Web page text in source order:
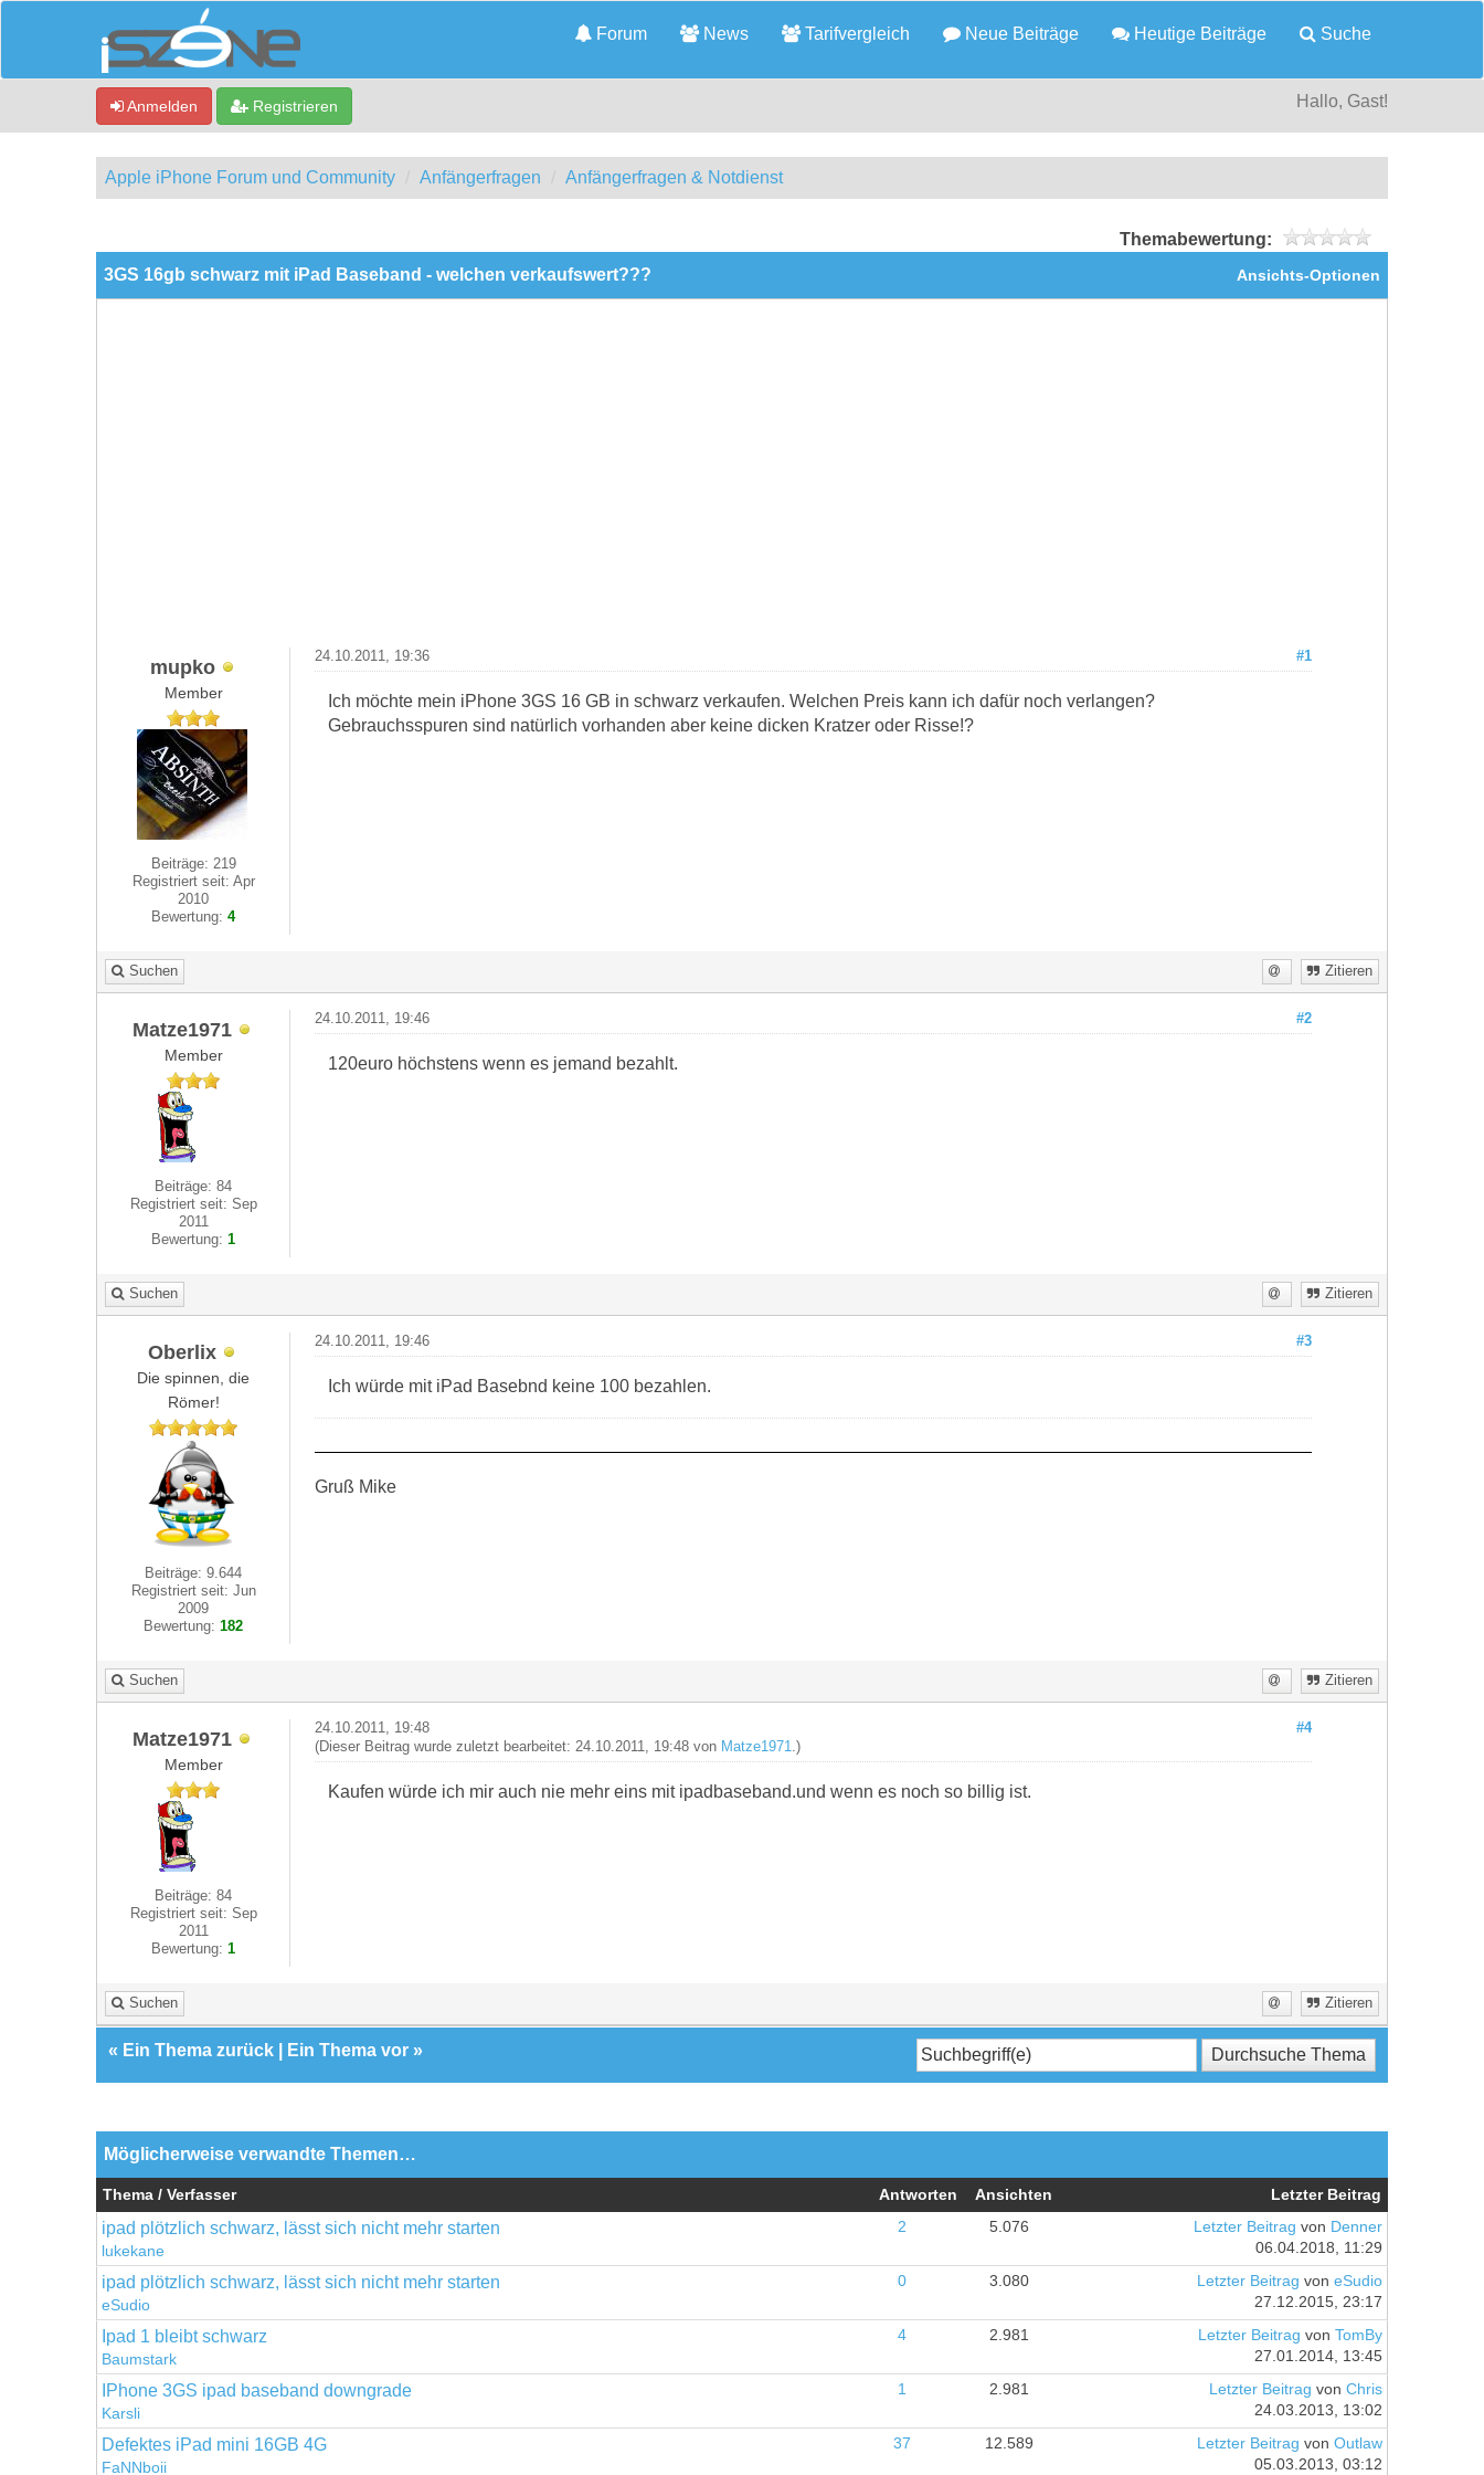
Forum News Tarifvergleich Neue Beiträge Heutige Beiträge Suche
Anmelden Registrieren Hallo, Gast!
Apple iPhone Forum und Community Anfängerfragen Anfängerfragen & Notdienst
Themabewertung:
Ansichts-Optionen
3GS 16gb schwarz mit iPad Baseband - welchen verkaufswert???
mupko
Member
Beiträge: 219
Registriert seit: Apr
2010
Bewertung:4
#1
24.10.2011, 19:36
Ich möchte mein iPhone 3GS 16 GB in schwarz verkaufen. Welchen Preis kann ich dafür noch verlangen?
Gebrauchsspuren sind natürlich vorhanden aber keine dicken Kratzer oder Risse!?
Suchen Zitieren
Matze1971
Member
Beiträge: 84
Registriert seit: Sep
2011
Bewertung:1
#2
24.10.2011, 19:46
120euro höchstens wenn es jemand bezahlt.
Suchen Zitieren
Oberlix
Die spinnen, die
Römer!
Beiträge: 9.644
Registriert seit: Jun
2009
Bewertung:182
#3
24.10.2011, 19:46
Ich würde mit iPad Basebnd keine 100 bezahlen.
Gruß Mike
Suchen Zitieren
Matze1971
Member
Beiträge: 84
Registriert seit: Sep
2011
Bewertung:1
#4
24.10.2011, 19:48
(Dieser Beitrag wurde zuletzt bearbeitet: 24.10.2011, 19:48 von Matze1971 .)
Kaufen würde ich mir auch nie mehr eins mit ipadbaseband.und wenn es noch so billig ist.
Suchen Zitieren
« Ein Thema zurück Ein Thema vor »
Möglicherweise verwandte Themen…
Thema / Verfasser Antworten Ansichten Letzter Beitrag
ipad plötzlich schwarz, lässt sich nicht mehr starten
lukekane
2 5.076 Letzter Beitrag von Denner
06.04.2018, 11:29
ipad plötzlich schwarz, lässt sich nicht mehr starten
eSudio
0 3.080 Letzter Beitrag von eSudio
27.12.2015, 23:17
Ipad 1 bleibt schwarz
Baumstark
4 2.981 Letzter Beitrag von TomBy
27.01.2014, 13:45
IPhone 3GS ipad baseband downgrade
Karsli
1 2.981 Letzter Beitrag von Chris
24.03.2013, 13:02
Defektes iPad mini 16GB 4G
FaNNboii
37 12.589 Letzter Beitrag von Outlaw
05.03.2013, 03:12